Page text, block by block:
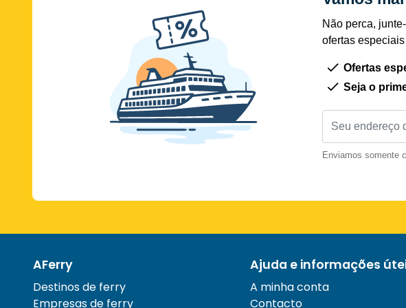
Não perca,
ofertas
Ofertas
Seja o
Enviamos somente
AFerry
Destinos de ferry
Empresas de ferry
Ajuda e informações
A minha conta
Contacto